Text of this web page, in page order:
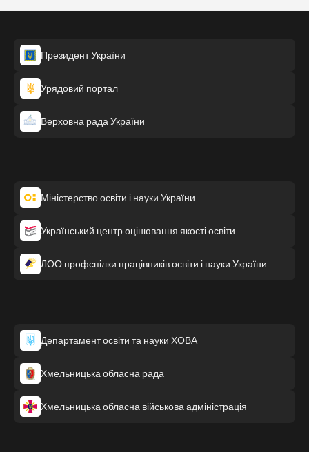
Президент України
Урядовий портал
Верховна рада України
Міністерство освіти і науки України
Український центр оцінювання якості освіти
ЛОО профспілки працівників освіти і науки України
Департамент освіти та науки ХОВА
Хмельницька обласна рада
Хмельницька обласна військова адміністрація